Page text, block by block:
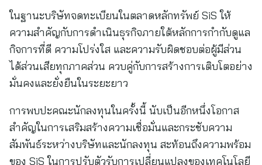
ในฐานะบริษัทจดทะเบียนในตลาดหลักทรัพย์ SiS ให้
ความสำคัญกับการดำเนินธุรกิจภายใต้หลักการกำกับดูแล
กิจการที่ดี ความโปร่งใส และความรับผิดชอบต่อผู้มีส่วน
ได้ส่วนเสียทุกภาคส่วน ควบคู่กับการสร้างการเติบโตอย่าง
มั่นคงและยั่งยืนในระยะยาว
การพบปะคณะนักลงทุนในครั้งนี้ นับเป็นอีกหนึ่งโอกาส
สำคัญในการเสริมสร้างความเชื่อมั่นและกระชับความ
สัมพันธ์ระหว่างบริษัทและนักลงทุน สะท้อนถึงความพร้อม
ของ SiS ในการปรับตัวรับการเปลี่ยนแปลงของเทคโนโลยี